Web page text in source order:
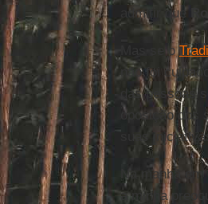
admitir que
Mas se o
não foi
das pessoas
oposição dos
suas
Na manhã
a minha